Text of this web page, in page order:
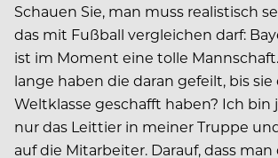
Schauen Sie, man muss realistisch
das mit Fußball vergleichen darf:
ist im Moment eine tolle
lange haben die daran gefeilt, bis sie
Weltklasse geschafft haben? Ich bin
nur das Leittier in meiner Truppe
auf die Mitarbeiter. Darauf, dass